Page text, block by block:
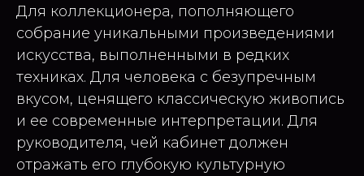
Для коллекционера, пополняющего
собрание уникальными произведениями
искусства, выполненными в редких
техниках. Для человека с безупречным
вкусом, ценящего классическую живопись
и ее современные интерпретации. Для
руководителя, чей кабинет должен
отражать его глубокую культурную